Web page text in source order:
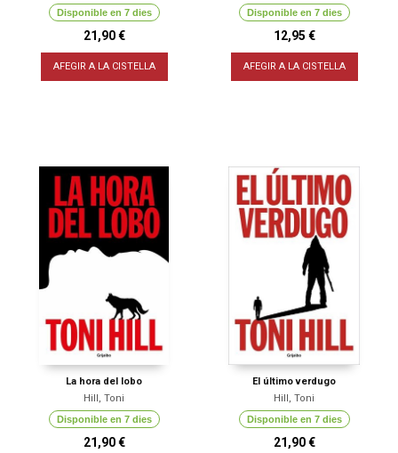
Disponible en 7 dies
21,90 €
AFEGIR A LA CISTELLA
Disponible en 7 dies
12,95 €
AFEGIR A LA CISTELLA
La hora del lobo
Hill, Toni
Disponible en 7 dies
21,90 €
El último verdugo
Hill, Toni
Disponible en 7 dies
21,90 €